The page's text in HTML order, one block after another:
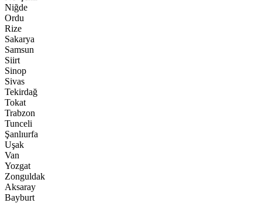
Niğde
Ordu
Rize
Sakarya
Samsun
Siirt
Sinop
Sivas
Tekirdağ
Tokat
Trabzon
Tunceli
Şanlıurfa
Uşak
Van
Yozgat
Zonguldak
Aksaray
Bayburt